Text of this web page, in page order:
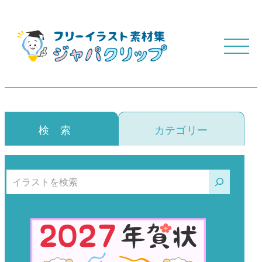
検 索 カテゴリー
検索